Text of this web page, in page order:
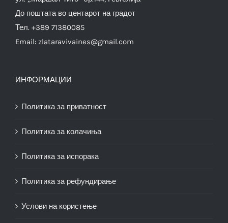
До поштата во центарот на градот
Тел. +389 71380085
Email: zlataravivaines@gmail.com
ИНФОРМАЦИИ
Политика за приватност
Политика за колачиња
Политика за испорака
Политика за рефундирање
Услови на користење